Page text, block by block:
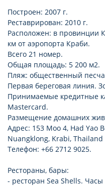
Построен: 2007 г.
Реставрирован: 2010 г.
Расположен: в провинции
км от аэропорта Краби.
Всего 21 номер.
Общая площадь: 5 200 м2.
Пляж: общественный
Первая береговая линия.
Принимаемые кредитные
Mastercard.
Размещение домашних
Адрес: 153 Moo 4, Had Yao
Nuangklong, Krabi, Thailand
Телефон: +66 2712 9025.
Рестораны, бары:
- ресторан Sea Shells.